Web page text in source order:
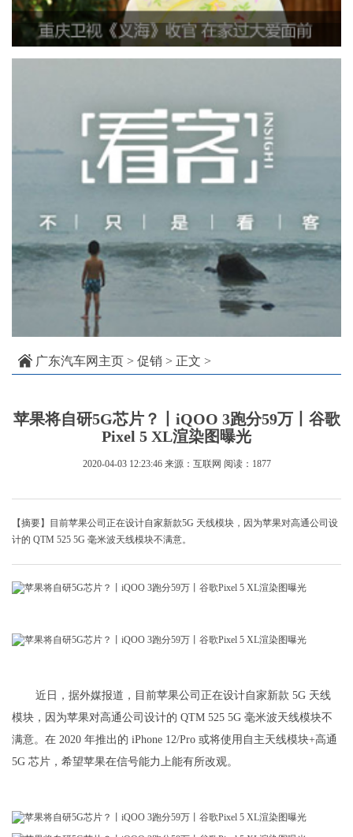
广东汽车网主页 > 促销 > 正文 >
苹果将自研5G芯片？丨iQOO 3跑分59万丨谷歌
Pixel 5 XL渲染图曝光
2020-04-03 12:23:46 来源：互联网 阅读：1877
【摘要】目前苹果公司正在设计自家新款5G 天线模块，因为苹果对高通公司设
计的 QTM 525 5G 毫米波天线模块不满意。
近日，据外媒报道，目前苹果公司正在设计自家新款 5G 天线
模块，因为苹果对高通公司设计的 QTM 525 5G 毫米波天线模块不
满意。在 2020 年推出的 iPhone 12/Pro 或将使用自主天线模块+高通
5G 芯片，希望苹果在信号能力上能有所改观。